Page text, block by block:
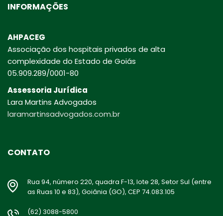
INFORMAÇÕES
AHPACEG
Associação dos hospitais privados de alta
complexidade do Estado de Goiás
05.909.289/0001-80
Assessoria Jurídica
Lara Martins Advogados
laramartinsadvogados.com.br
CONTATO
Rua 94, número 220, quadra F-13, lote 28, Setor Sul (entre
as Ruas 10 e 83), Goiânia (GO), CEP 74.083.105
(62) 3088-5800